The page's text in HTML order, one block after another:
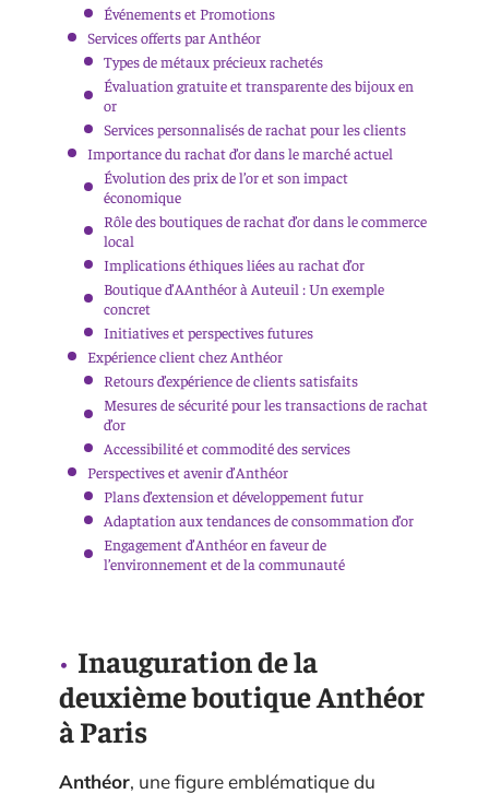
Événements et Promotions
Services offerts par Anthéor
Types de métaux précieux rachetés
Évaluation gratuite et transparente des bijoux en
or
Services personnalisés de rachat pour les clients
Importance du rachat d’or dans le marché actuel
Évolution des prix de l’or et son impact
économique
Rôle des boutiques de rachat d’or dans le commerce
local
Implications éthiques liées au rachat d’or
Boutique d’AAnthéor à Auteuil : Un exemple
concret
Initiatives et perspectives futures
Expérience client chez Anthéor
Retours d’expérience de clients satisfaits
Mesures de sécurité pour les transactions de rachat
d’or
Accessibilité et commodité des services
Perspectives et avenir d’Anthéor
Plans d’extension et développement futur
Adaptation aux tendances de consommation d’or
Engagement d’Anthéor en faveur de
l’environnement et de la communauté
Inauguration de la
deuxième boutique Anthéor
à Paris
Anthéor, une figure emblématique du